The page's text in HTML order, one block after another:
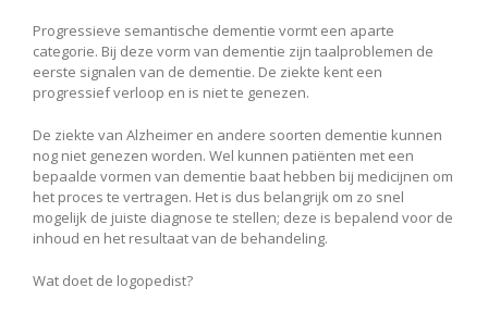
Progressieve semantische dementie vormt een aparte
categorie. Bij deze vorm van dementie zijn taalproblemen de
eerste signalen van de dementie. De ziekte kent een
progressief verloop en is niet te genezen.
De ziekte van Alzheimer en andere soorten dementie kunnen
nog niet genezen worden. Wel kunnen patiënten met een
bepaalde vormen van dementie baat hebben bij medicijnen om
het proces te vertragen. Het is dus belangrijk om zo snel
mogelijk de juiste diagnose te stellen; deze is bepalend voor de
inhoud en het resultaat van de behandeling.
Wat doet de logopedist?